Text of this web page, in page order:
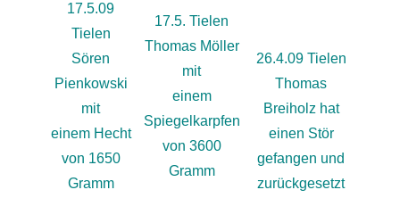
17.5.09
Tielen
Sören
Pienkowski
mit
einem Hecht
von 1650
Gramm
17.5. Tielen
Thomas Möller
mit
einem
Spiegelkarpfen
von 3600
Gramm
26.4.09 Tielen
Thomas
Breiholz hat
einen Stör
gefangen und
zurückgesetzt